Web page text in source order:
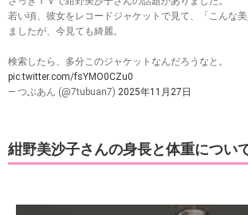
若い頃、彼女をレコードジャケットで見て、「こんな
ましたが、今見ても綺麗。
検索したら、多分このジャケットなんだろうなと。
pic.twitter.com/fsYMO0CZu0
— つぶあん (@7tubuan7) 2025年11月27日
紺野美沙子さんの身長と体重につい